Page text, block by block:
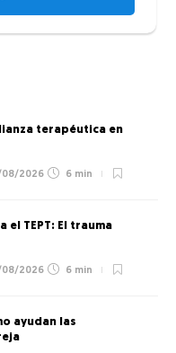
terapéutica en
08/2026 6 min
el TEPT: El trauma
08/2026 6 min
ayudan las